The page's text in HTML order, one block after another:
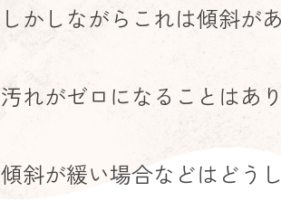
しかしながらこれは傾斜が
汚れがゼロになることはあ
傾斜が緩い場合などはどう